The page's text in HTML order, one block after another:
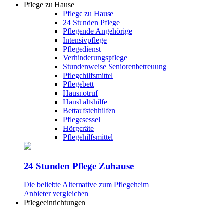
Pflege zu Hause
Pflege zu Hause
24 Stunden Pflege
Pflegende Angehörige
Intensivpflege
Pflegedienst
Verhinderungspflege
Stundenweise Seniorenbetreuung
Pflegehilfsmittel
Pflegebett
Hausnotruf
Haushaltshilfe
Bettaufstehhilfen
Pflegesessel
Hörgeräte
Pflegehilfsmittel
24 Stunden Pflege Zuhause
Die beliebte Alternative zum Pflegeheim
Anbieter vergleichen
Pflegeeinrichtungen